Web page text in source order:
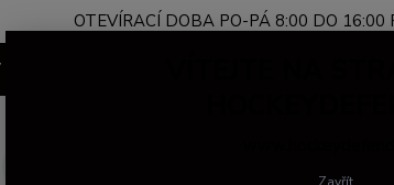
OTEVÍRACÍ DOBA PO-PÁ 8:00 DO 16:00